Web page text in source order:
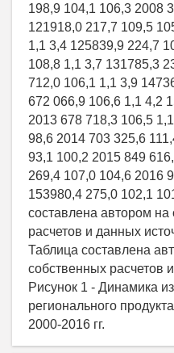
198,9 104,1 106,3 2008
121918,0 217,7 109,5
1,1 3,4 125839,9 224,7
108,8 1,1 3,7 131785,3
712,0 106,1 1,1 3,9
672 066,9 106,6 1,1 4,2
2013 678 718,3 106,5
98,6 2014 703 325,6
93,1 100,2 2015 849
269,4 107,0 104,6 2016
153980,4 275,0 102,1
составлена автором
расчетов и данных
Таблица составлена
собственных расчетов
Рисунок 1 - Динамика
регионального
2000-2016 гг.